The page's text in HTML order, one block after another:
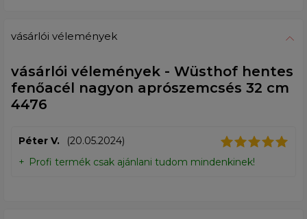
vásárlói vélemények
vásárlói vélemények - Wüsthof hentes
fenőacél nagyon aprószemcsés 32 cm
4476
Péter V.
(20.05.2024)
Profi termék csak ajánlani tudom mindenkinek!